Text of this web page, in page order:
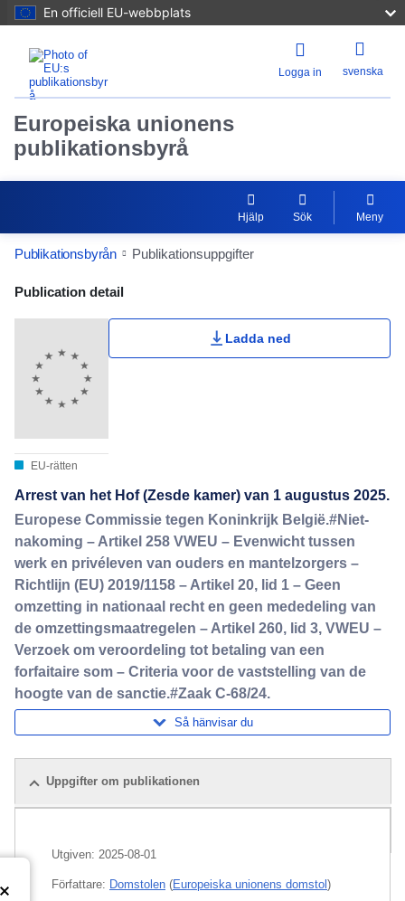
En officiell EU-webbplats
Logga in svenska
Europeiska unionens
publikationsbyrå
Hjälp Sök Meny
Publikationsbyrån Publikationsuppgifter
Publication Detail Actions Portlet
Publication detail
EU-rätten
Ladda ned
Arrest van het Hof (Zesde kamer) van 1 augustus 2025.
Europese Commissie tegen Koninkrijk België.#Niet-
nakoming – Artikel 258 VWEU – Evenwicht tussen
werk en privéleven van ouders en mantelzorgers –
Richtlijn (EU) 2019/1158 – Artikel 20, lid 1 – Geen
omzetting in nationaal recht en geen mededeling van
de omzettingsmaatregelen – Artikel 260, lid 3, VWEU –
Verzoek om veroordeling tot betaling van een
forfaitaire som – Criteria voor de vaststelling van de
hoogte van de sanctie.#Zaak C-68/24.
Så hänvisar du
Uppgifter om publikationen
Utgiven: 2025-08-01
Författare: Domstolen (Europeiska unionens domstol )